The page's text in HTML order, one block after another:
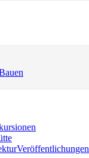
Veröffentlichungen